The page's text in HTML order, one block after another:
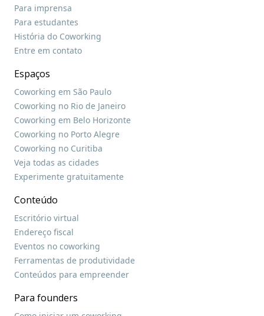
Para imprensa
Para estudantes
História do Coworking
Entre em contato
Espaços
Coworking em São Paulo
Coworking no Rio de Janeiro
Coworking em Belo Horizonte
Coworking no Porto Alegre
Coworking no Curitiba
Veja todas as cidades
Experimente gratuitamente
Conteúdo
Escritório virtual
Endereço fiscal
Eventos no coworking
Ferramentas de produtividade
Conteúdos para empreender
Para founders